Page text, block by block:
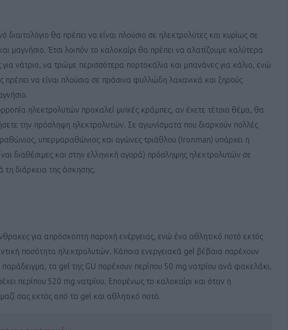
διαιτολόγιο θα πρέπει να είναι πλούσιο σε ηλεκτρολύτες και κυρίως σε
μαγνήσιο. Έτσι λοιπόν το καλοκαίρι θα πρέπει να αλατίζουμε καλύτερα
νάτριο, να τρώμε περισσότερα πορτοκάλια και μπανάνες για κάλιο, ενώ
πρέπει να είναι πλούσια σε πράσινα φυλλώδη λαχανικά και ξηρούς
ηλεκτρολυτών προκαλεί μυϊκές κράμπες, αν έχετε τέτοιο θέμα, θα
την πρόσληψη ηλεκτρολυτών. Σε αγωνίσματα που διαρκούν πολλές
υπερμαραθώνιος και αγώνες τριάθλου (Ironman) υπάρχει η
διαθέσιμες και στην ελληνική αγορά) πρόσληψης ηλεκτρολυτών σε
τη διάρκεια της άσκησης.
για απρόσκοπτη παροχή ενέργειας, ενώ ένα αθλητικό ποτό εκτός
ποσότητα ηλεκτρολυτών. Κάποια ενεργειακά gel βέβαια παρέχουν
τα gel της GU παρέχουν περίπου 50 mg νατρίου ανά φακελάκι,
περίπου 520 mg νατρίου. Επομένως το καλοκαίρι και όταν η
σας εκτός από τα gel και αθλητικό ποτό.
New Year Resolutions: Η άσκηση
ΓΕΝΙΚΑ ΘΕΜΑΤΑ